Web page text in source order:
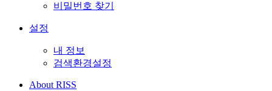
비밀번호 찾기
설정
내 정보
검색환경설정
About RISS